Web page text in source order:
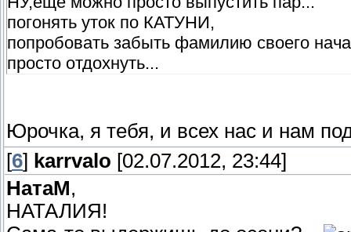
погонять уток по КАТУНИ,
попробовать забыть фамилию своего
просто отдохнуть...
Юрочка, я тебя, и всех нас и нам
[6] karrvalo [02.07.2012, 23:44]
НатаМ,
НАТАЛИЯ!